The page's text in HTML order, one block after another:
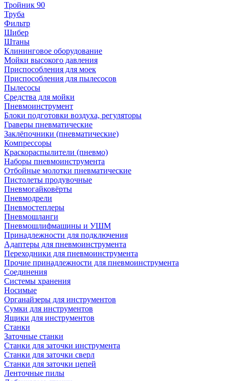
Тройник 90
Труба
Фильтр
Шибер
Штаны
Клининговое оборудование
Мойки высокого давления
Приспособления для моек
Приспособления для пылесосов
Пылесосы
Средства для мойки
Пневмоинструмент
Блоки подготовки воздуха, регуляторы
Граверы пневматические
Заклёпочники (пневматические)
Компрессоры
Краскораспылители (пневмо)
Наборы пневмоинструмента
Отбойные молотки пневматические
Пистолеты продувочные
Пневмогайковёрты
Пневмодрели
Пневмостеплеры
Пневмошланги
Пневмошлифмашины и УШМ
Принадлежности для подключения
Адаптеры для пневмоинструмента
Переходники для пневмоинструмента
Прочие принадлежности для пневмоинструмента
Соединения
Системы хранения
Носимые
Органайзеры для инструментов
Сумки для инструментов
Ящики для инструментов
Станки
Заточные станки
Станки для заточки инструмента
Станки для заточки сверл
Станки для заточки цепей
Ленточные пилы